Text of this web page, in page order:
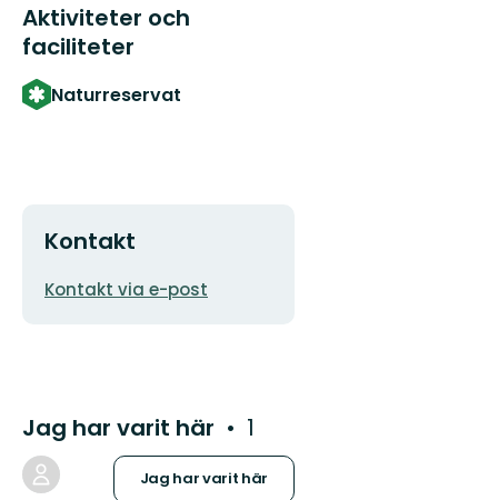
Aktiviteter och
faciliteter
Naturreservat
Kontakt
E-
Kontakt via e-post
Jag har varit här 1
Jag har varit här